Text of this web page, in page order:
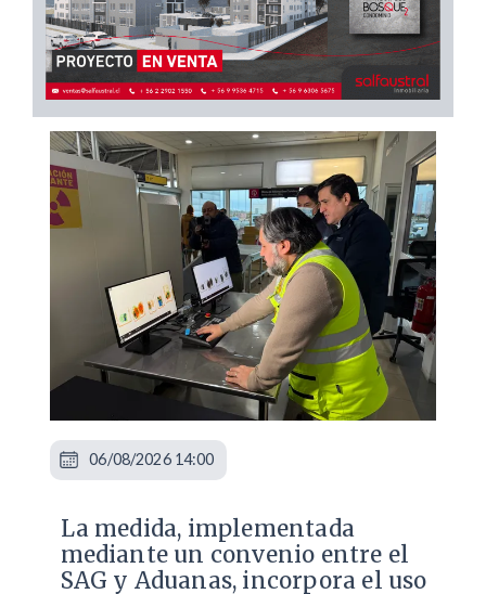
La medida, implementada
mediante un convenio entre el
SAG y Aduanas, incorpora el uso
06/08/2026 14:00